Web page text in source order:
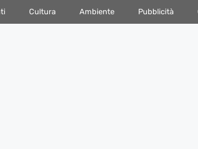
Cultura Ambiente Pubblicità